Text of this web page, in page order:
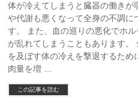
体が冷えてしまうと臓器の働きが
や代謝も悪くなって全身の不調に
す。 また、血の巡りの悪化でホル
が乱れてしまうこともあります。
を及ぼす体の冷えを撃退するため
肉量を増 …
この記事を読む